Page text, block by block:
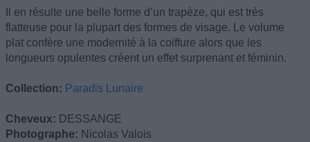
Il en résulte une belle forme d’un trapèze, qui est très
flatteuse pour la plupart des formes de visage. Le volume
plat confère une modernité à la coiffure alors que les
longueurs opulentes créent un effet surprenant et féminin.
Collection: Paradis Lunaire
Cheveux: DESSANGE
Photographe: Nicolas Valois